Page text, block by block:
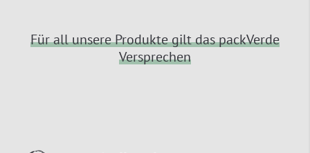
Für all unsere Produkte gilt das packVerde
Versprechen